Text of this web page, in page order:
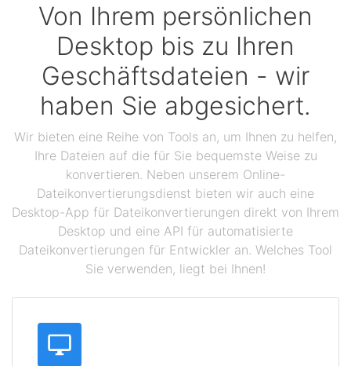
Von Ihrem persönlichen
Desktop bis zu Ihren
Geschäftsdateien - wir
haben Sie abgesichert.
Wir bieten eine Reihe von Tools an, um Ihnen zu helfen,
Ihre Dateien auf die für Sie bequemste Weise zu
konvertieren. Neben unserem Online-
Dateikonvertierungsdienst bieten wir auch eine
Desktop-App für Dateikonvertierungen direkt von Ihrem
Desktop und eine API für automatisierte
Dateikonvertierungen für Entwickler an. Welches Tool
Sie verwenden, liegt bei Ihnen!